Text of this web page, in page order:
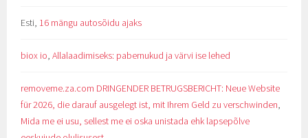
Esti, 16 mängu autosõidu ajaks
biox io ,Allalaadimiseks: pabernukud ja värvi ise lehed
removeme.za.com DRINGENDER BETRUGSBERICHT: Neue Website
für 2026, die darauf ausgelegt ist, mit Ihrem Geld zu verschwinden
Mida me ei usu, sellest me ei oska unistada ehk lapsepõlve